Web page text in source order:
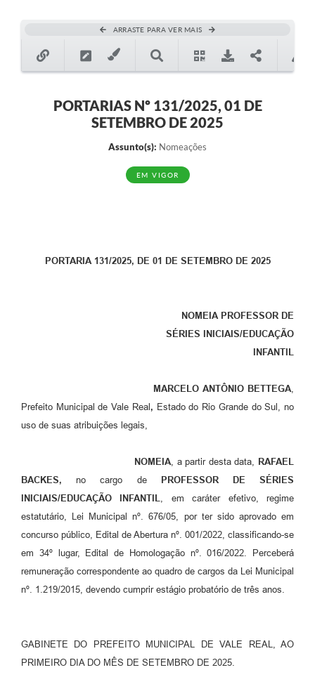
ARRASTE PARA VER MAIS
PORTARIAS Nº 131/2025, 01 DE
SETEMBRO DE 2025
Assunto(s): Nomeações
EM VIGOR
PORTARIA 131 /2025, DE 01 DE SETEMBRO DE 2025
NOMEIA PROFESSOR DE
SÉRIES INICIAIS/EDUCAÇÃO
INFANTIL
MARCELO ANTÔNIO BETTEGA,
Prefeito Municipal de Vale Real , Estado do Rio Grande do Sul, no
uso de suas atribuições legais,
NOMEIA, a partir desta data, RAFAEL
BACKES,no cargo de
PROFESSOR DE SÉRIES
INICIAIS/EDUCAÇÃO INFANTIL, em caráter efetivo, regime
estatutário, Lei Municipal nº. 676/05, por ter sido aprovado em
concurso público, Edital de Abertura nº. 001/2022, classificando-se
em 34º lugar, Edital de Homologação nº. 016/2022. Perceberá
remuneração correspondente ao quadro de cargos da Lei Municipal
nº. 1.219/2015, devendo cumprir estágio probatório de três anos.
GABINETE DO PREFEITO MUNICIPAL DE VALE REAL, AO
PRIMEIRO DIA DO MÊS DE SETEMBRO DE 2025.